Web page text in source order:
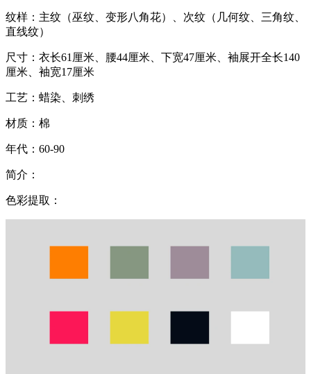
纹样：主纹（巫纹、变形八角花）、次纹（几何纹、三角纹、
直线纹）
尺寸：衣长61厘米、腰44厘米、下宽47厘米、袖展开全长140
厘米、袖宽17厘米
工艺：蜡染、刺绣
材质：棉
年代：60-90
简介：
色彩提取：